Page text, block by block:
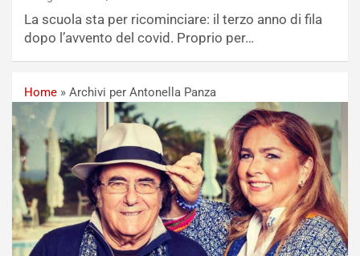
La scuola sta per ricominciare: il terzo anno di fila
dopo l’avvento del covid. Proprio per…
Home » Archivi per Antonella Panza